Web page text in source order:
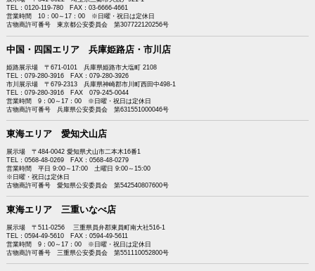
TEL：0120-119-780 FAX：03-6666-4661
営業時間 10：00～17：00 ※日曜・祝日は定休日
古物商許可番号 東京都公安委員会 第307722120256号
中国・四国エリア 兵庫姫路店・市川店
姫路展示場 〒671-0101 兵庫県姫路市大塩町 2108
TEL：079-280-3916 FAX：079-280-3926
市川展示場 〒679-2313 兵庫県神崎郡市川町西田中498-1
TEL：079-280-3916 FAX 079-245-0044
営業時間 9：00～17：00 ※日曜・祝日は定休日
古物商許可番号 兵庫県公安委員会 第631551000046号
東海エリア 愛知犬山店
展示場 〒484-0042 愛知県犬山市二本木16番1
TEL：0568-48-0269 FAX：0568-48-0279
営業時間 平日 9:00～17:00 土曜日 9:00～15:00
※日曜・祝日は定休日
古物商許可番号 愛知県公安委員会 第542540807600号
東海エリア 三重いなべ店
展示場 〒511-0256 三重県員弁郡東員町南大社516-1
TEL：0594-49-5610 FAX：0594-49-5611
営業時間 9：00～17：00 ※日曜・祝日は定休日
古物商許可番号 三重県公安委員会 第551110052800号